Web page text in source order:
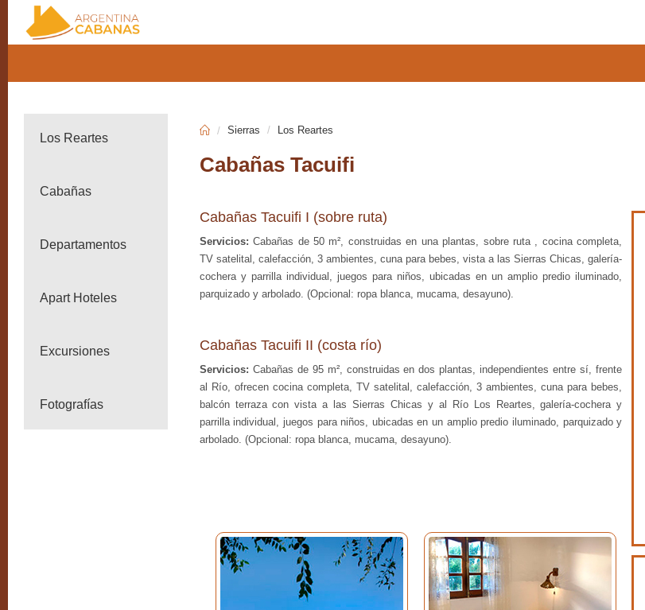
Los Reartes
Cabañas
Departamentos
Apart Hoteles
Excursiones
Fotografías
Sierras Los Reartes
Cabañas Tacuifi
Cabañas Tacuifi I (sobre ruta)
Servicios: Cabañas de 50 m², construidas en una plantas, sobre ruta , cocina completa,
TV satelital, calefacción, 3 ambientes, cuna para bebes, vista a las Sierras Chicas, galería-
cochera y parrilla individual, juegos para niños, ubicadas en un amplio predio iluminado,
parquizado y arbolado. (Opcional: ropa blanca, mucama, desayuno).
Cabañas Tacuifi II (costa río)
Servicios: Cabañas de 95 m², construidas en dos plantas, independientes entre sí, frente
al Río, ofrecen cocina completa, TV satelital, calefacción, 3 ambientes, cuna para bebes,
balcón terraza con vista a las Sierras Chicas y al Río Los Reartes, galería-cochera y
parrilla individual, juegos para niños, ubicadas en un amplio predio iluminado, parquizado y
arbolado. (Opcional: ropa blanca, mucama, desayuno).